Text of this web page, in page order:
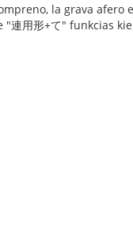
la grava
用形+て" funkcias